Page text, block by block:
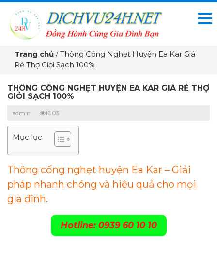
Trang chủ /Thông Cống Nghẹt Huyện Ea Kar Giá
Rẻ Thợ Giỏi Sạch 100%
THÔNG CỐNG NGHẸT HUYỆN EA KAR GIÁ RẺ THỢ
GIỎI SẠCH 100%
admin 1003
Mục lục
Thông cống nghẹt huyện Ea Kar – Giải
pháp nhanh chóng và hiệu quả cho mọi
gia đình.
Hotline: 0939 60 10 10